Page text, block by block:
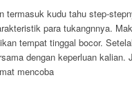
kudu tahu step-
para tukangnnya.
tempat tinggal bocor.
dengan keperluan
mencoba